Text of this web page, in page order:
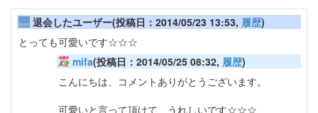
退会したユーザー(投稿日：2014/05/23 13:53, 履歴)
とっても可愛いです☆☆☆
mifa(投稿日：2014/05/25 08:32, 履歴)
こんにちは、コメントありがとうございます。
可愛いと言って頂けて、うれしいです☆☆☆